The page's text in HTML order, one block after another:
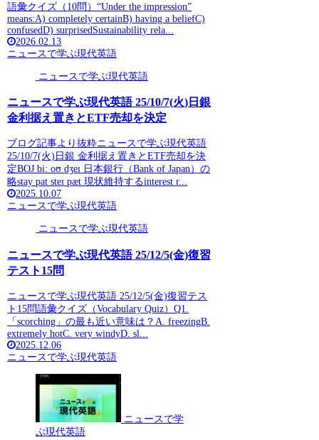
語彙クイズ（10問）“Under the impression”
means:A) completely certainB) having a beliefC)
confusedD) surprisedSustainability rela...
2026.02.13
ニュースで学ぶ現代英語
ニュースで学ぶ現代英語
ニュースで学ぶ現代英語 25/10/7(火)日銀
金利据え置きとETF売却を決定
ブログ記事より抜粋ニュースで学ぶ現代英語
25/10/7(火)日銀 金利据え置きとETF売却を決
定BOJ biː oʊ dʒeɪ 日本銀行（Bank of Japan）の
略stay pat steɪ pæt 現状維持するinterest r...
2025.10.07
ニュースで学ぶ現代英語
ニュースで学ぶ現代英語
ニュースで学ぶ現代英語 25/12/5(金)復習
テスト15問
ニュースで学ぶ現代英語 25/12/5(金)復習テス
ト15問語彙クイズ（Vocabulary Quiz）Q1.
「scorching」の最も近い意味は？A. freezingB.
extremely hotC. very windyD. sl...
2025.12.06
ニュースで学ぶ現代英語
ニュースで学
ぶ現代英語